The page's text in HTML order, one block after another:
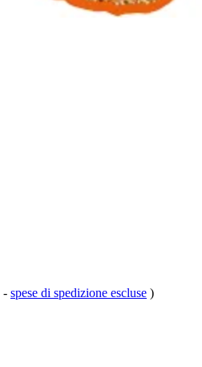
- spese di spedizione escluse )